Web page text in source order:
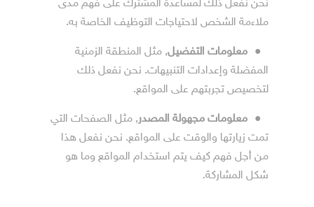
نحن نفعل ذلك لمساعدة المشترك على فهم مدى
ملاءمة الشخص لاحتياجات التوظيف الخاصة به.
● معلومات التفضيل, مثل المنطقة الزمنية
المفضلة وإعدادات التنبيهات. نحن نفعل ذلك
لتخصيص تجربتهم على المواقع.
● معلومات مجهولة المصدر, مثل الصفحات التي
تمت زيارتها والوقت على المواقع. نحن نفعل هذا
من أجل فهم كيف يتم استخدام المواقع وما هو
شكل المشاركة.